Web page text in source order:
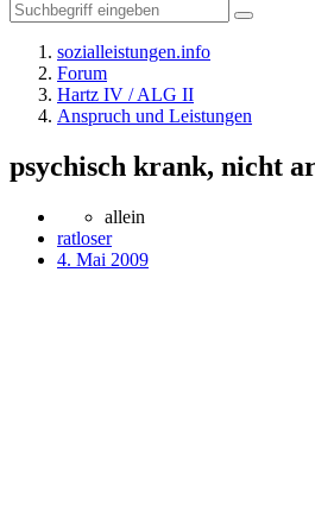
sozialleistungen.info
Forum
Hartz IV / ALG II
Anspruch und Leistungen
psychisch krank, nicht
allein
ratloser
4. Mai 2009